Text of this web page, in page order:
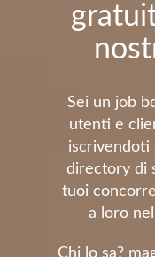
Sei un job
utenti e
iscrivendoti
directory di
tuoi
a loro
Chi lo sa?